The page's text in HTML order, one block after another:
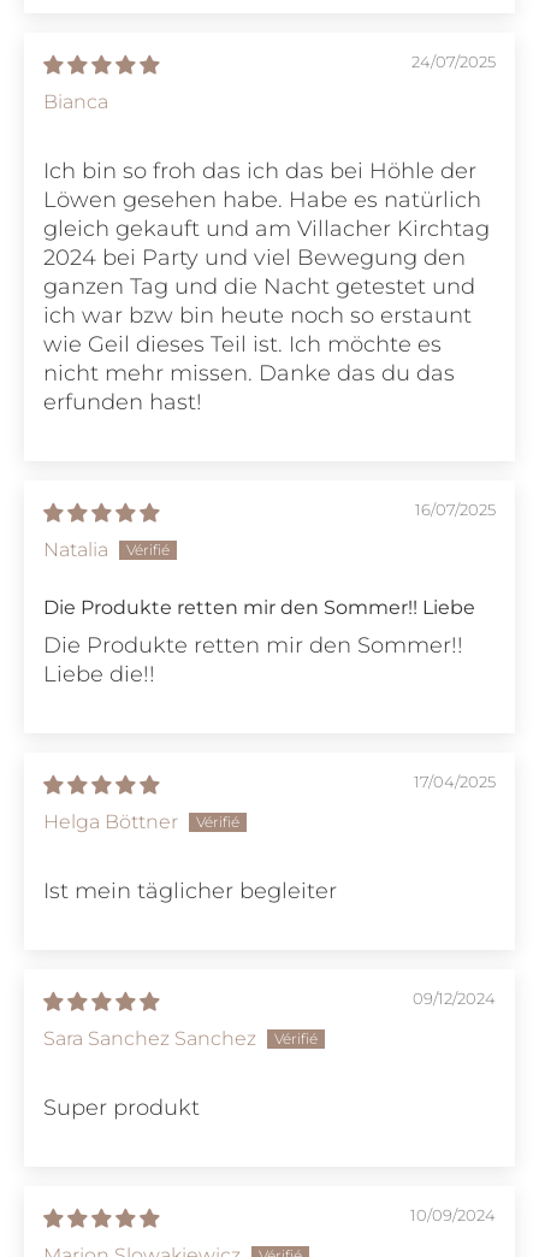
24/07/2025
Bianca
Ich bin so froh das ich das bei Höhle der
Löwen gesehen habe. Habe es natürlich
gleich gekauft und am Villacher Kirchtag
2024 bei Party und viel Bewegung den
ganzen Tag und die Nacht getestet und
ich war bzw bin heute noch so erstaunt
wie Geil dieses Teil ist. Ich möchte es
nicht mehr missen. Danke das du das
erfunden hast!
16/07/2025
Natalia
Die Produkte retten mir den Sommer!! Liebe
Die Produkte retten mir den Sommer!!
Liebe die!!
17/04/2025
Helga Böttner
Ist mein täglicher begleiter
09/12/2024
Sara Sanchez Sanchez
Super produkt
10/09/2024